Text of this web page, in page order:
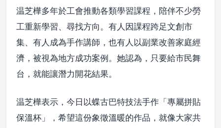
温芝樺多年於工會推動各類學習課程，陪伴不少勞
工重新學習、尋找方向。有人因課程跨足文創市
集、有人成為手作講師，也有人以副業改善家庭經
濟，被視為地方成功案例。她認為，只要給市民舞
台，就能讓潛力開花結果。
温芝樺表示，今日以蝶古巴特技法手作「專屬拼貼
保溫杯」，希望這份象徵溫暖的作品，就像大家共